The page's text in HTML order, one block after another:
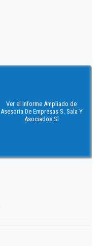
Ver el Informe Ampliado de
Asesoria De Empresas S. Sala Y
Asociados Sl